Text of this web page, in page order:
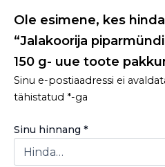
Ole esimene, kes
“Jalakoorija
150 g- uue toote
Sinu e-postiaadressi ei
tähistatud *-ga
Sinu hinnang *